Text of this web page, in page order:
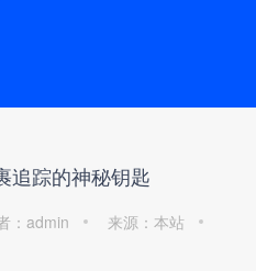
追踪的神秘钥匙
：admin
来源：本站